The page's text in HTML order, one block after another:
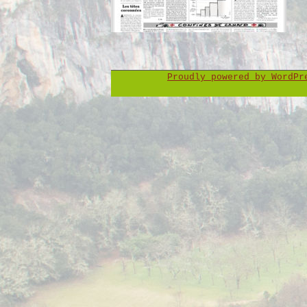
Proudly powered by